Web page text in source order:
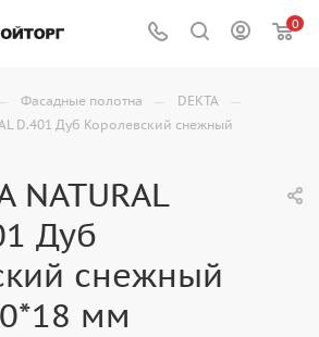
0
Фасадные полотна — DEKTA —
D.401 Дуб Королевский снежный
NATURAL
Дуб
снежный
мм